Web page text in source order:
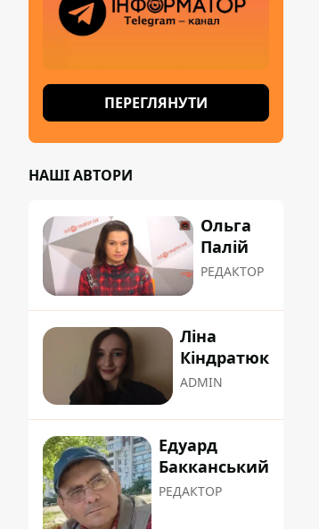
ПЕРЕГЛЯНУТИ
НАШІ АВТОРИ
Ольга
Палій
РЕДАКТОР
Ліна
Кіндратюк
ADMIN
Едуард
Бакканський
РЕДАКТОР